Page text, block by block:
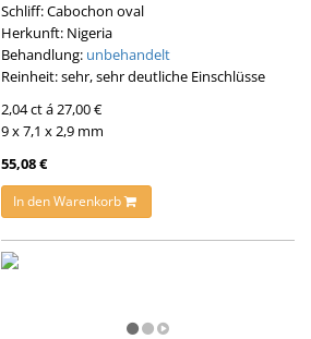
Schliff: Cabochon oval
Herkunft: Nigeria
Behandlung: unbehandelt
Reinheit: sehr, sehr deutliche Einschlüsse
2,04 ct á 27,00 €
9 x 7,1 x 2,9 mm
55,08 €
In den Warenkorb